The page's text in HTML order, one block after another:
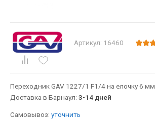
Артикул: 16460
Переходник GAV 1227/1 F1/4 на елочку 6 мм
Доставка в Барнаул: 3-14 дней
Самовывоз: уточнить